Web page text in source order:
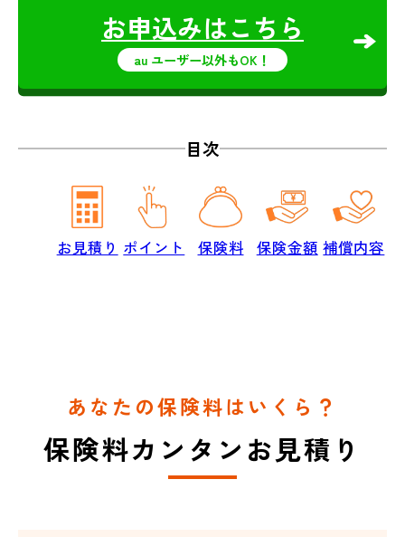
お申込みはこちら
au ユーザー以外もOK！
目次
お見積り ポイント 保険料 保険金額 補償内容
あなたの保険料はいくら？
保険料カンタンお見積り